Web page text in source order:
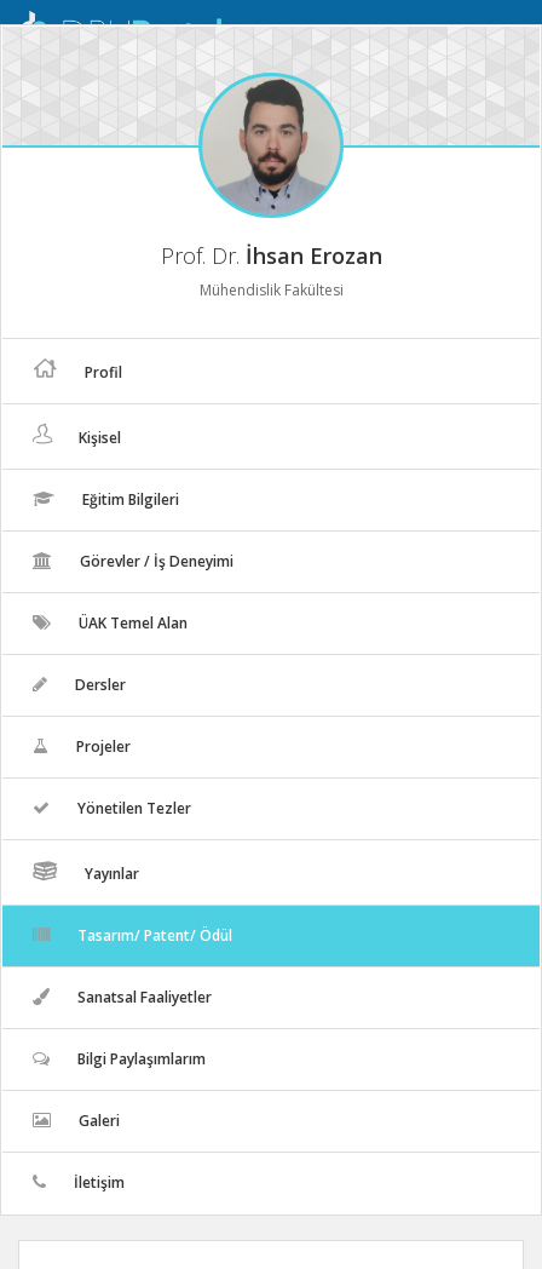
Mobil
Prof. Dr. İhsan Erozan
Mühendislik Fakültesi
Profil
Kişisel
Eğitim Bilgileri
Görevler / İş Deneyimi
ÜAK Temel Alan
Dersler
Projeler
Yönetilen Tezler
Yayınlar
Tasarım/ Patent/ Ödül
Sanatsal Faaliyetler
Bilgi Paylaşımlarım
Galeri
İletişim